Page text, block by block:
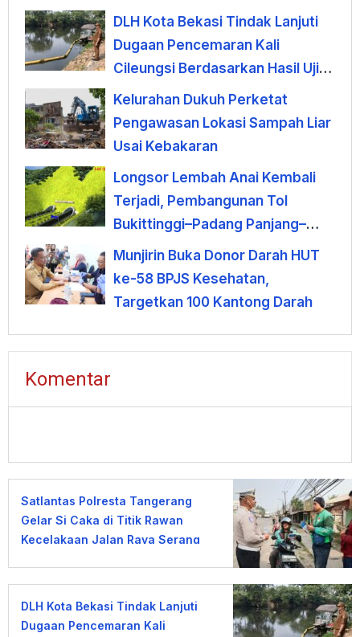
DLH Kota Bekasi Tindak Lanjuti
Dugaan Pencemaran Kali
Cileungsi Berdasarkan Hasil Uji
Laboratorium
Kelurahan Dukuh Perketat
Pengawasan Lokasi Sampah Liar
Usai Kebakaran
Longsor Lembah Anai Kembali
Terjadi, Pembangunan Tol
Bukittinggi–Padang Panjang–
Sicincin Dinilai Mendesak
Munjirin Buka Donor Darah HUT
ke-58 BPJS Kesehatan,
Targetkan 100 Kantong Darah
Komentar
Satlantas Polresta Tangerang
Gelar Si Caka di Titik Rawan
Kecelakaan Jalan Raya Serang
DLH Kota Bekasi Tindak Lanjuti
Dugaan Pencemaran Kali